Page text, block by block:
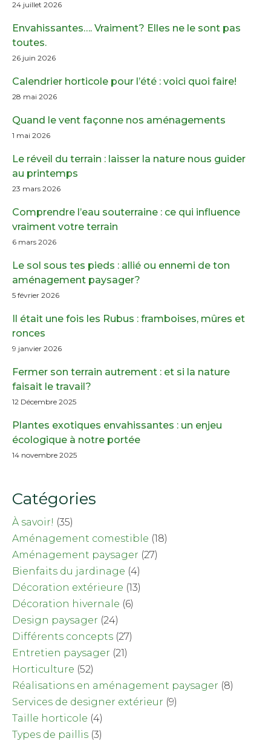
24 juillet 2026
Envahissantes…. Vraiment? Elles ne le sont pas
toutes.
26 juin 2026
Calendrier horticole pour l’été : voici quoi faire!
28 mai 2026
Quand le vent façonne nos aménagements
1 mai 2026
Le réveil du terrain : laisser la nature nous guider
au printemps
23 mars 2026
Comprendre l’eau souterraine : ce qui influence
vraiment votre terrain
6 mars 2026
Le sol sous tes pieds : allié ou ennemi de ton
aménagement paysager?
5 février 2026
Il était une fois les Rubus : framboises, mûres et
ronces
9 janvier 2026
Fermer son terrain autrement : et si la nature
faisait le travail?
12 Décembre 2025
Plantes exotiques envahissantes : un enjeu
écologique à notre portée
14 novembre 2025
Catégories
À savoir! (35)
Aménagement comestible (18)
Aménagement paysager (27)
Bienfaits du jardinage (4)
Décoration extérieure (13)
Décoration hivernale (6)
Design paysager (24)
Différents concepts (27)
Entretien paysager (21)
Horticulture (52)
Réalisations en aménagement paysager (8)
Services de designer extérieur (9)
Taille horticole (4)
Types de paillis (3)